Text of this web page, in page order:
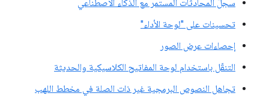
سجلّ المحادثات المستمر مع الذكاء الاصطناعي
تحسينات على "لوحة الأداء"
إحصاءات عرض الصور
التنقّل باستخدام لوحة المفاتيح الكلاسيكية والحديثة
تجاهل النصوص البرمجية غير ذات الصلة في مخطط اللهب